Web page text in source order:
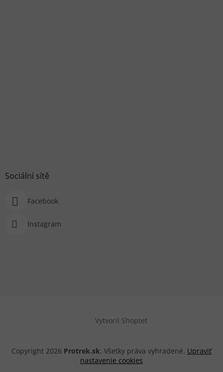
Sociální sítě
Facebook
Instagram
Vytvoril Shoptet
Copyright 2026 Protrek.sk. Všetky práva vyhradené. Upraviť
nastavenie cookies